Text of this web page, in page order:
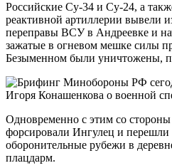
Российские Су-34 и Су-24, а
реактивной артиллерии вывели
переправы ВСУ в Андреевке и
зажатые в огневом мешке силы
Безыменном были уничтожены,
Одновременно с этим со
форсировали Ингулец и перешли
оборонительные рубежи в
плацдарм.